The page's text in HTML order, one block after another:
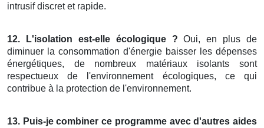
intrusif discret et rapide.
12. L'isolation est-elle écologique ? Oui, en plus de
diminuer la consommation d'énergie baisser les dépenses
énergétiques, de nombreux matériaux isolants sont
respectueux de l'environnement écologiques, ce qui
contribue à la protection de l'environnement.
13. Puis-je combiner ce programme avec d'autres aides